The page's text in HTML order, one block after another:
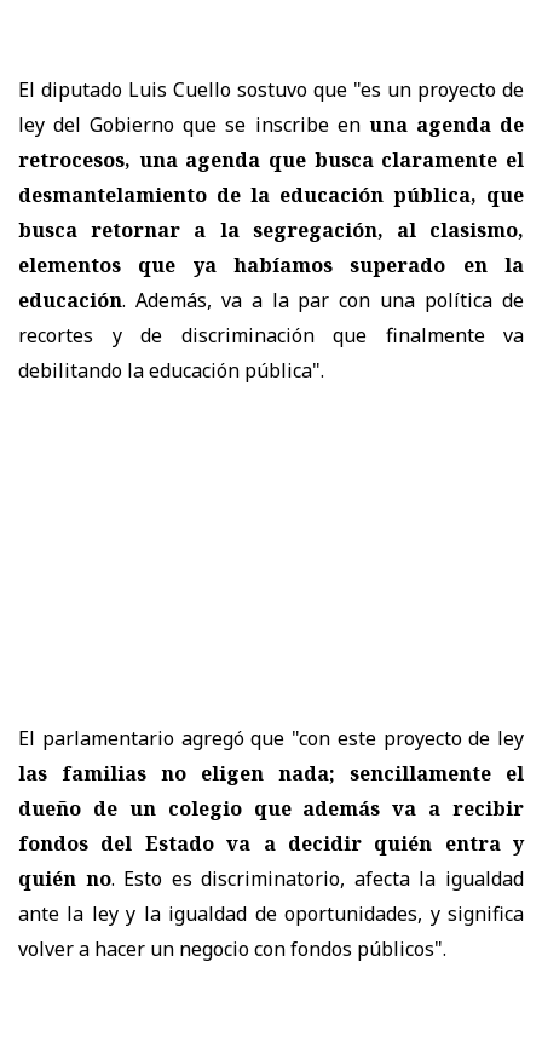
El diputado Luis Cuello sostuvo que "es un proyecto de
ley del Gobierno que se inscribe enuna agenda de
retrocesos, una agenda que busca claramente el
desmantelamiento de la educación pública, que
busca retornar a la segregación, al clasismo,
elementos que ya habíamos superado en la
educación. Además, va a la par con una política de
recortes y de discriminación que finalmente va
debilitando la educación pública".
El parlamentario agregó que "con este proyecto de ley
las familias no eligen nada; sencillamente el
dueño de un colegio que además va a recibir
fondos del Estado va a decidir quién entra y
quién no. Esto es discriminatorio, afecta la igualdad
ante la ley y la igualdad de oportunidades, y significa
volver a hacer un negocio con fondos públicos".